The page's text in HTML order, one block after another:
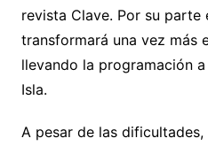
revista Clave. Por su parte
transformará una vez más
llevando la programación
Isla.
A pesar de las